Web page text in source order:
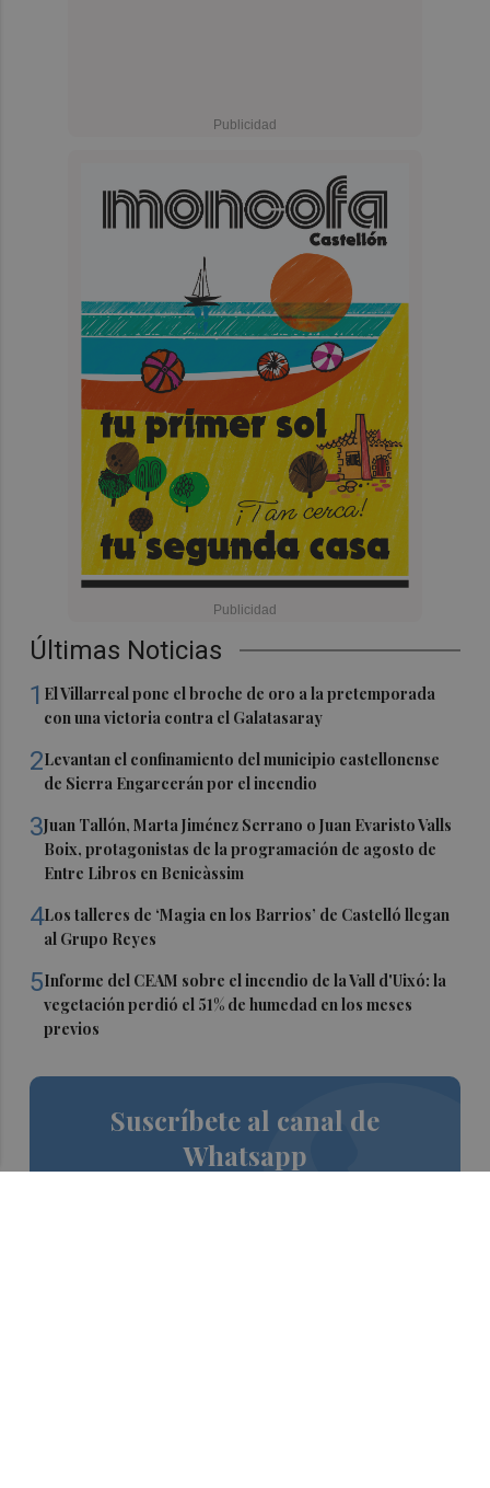
Últimas Noticias
1 El Villarreal pone el broche de oro a la pretemporada
con una victoria contra el Galatasaray
2Levantan el confinamiento del municipio castellonense
de Sierra Engarcerán por el incendio
3Juan Tallón, Marta Jiménez Serrano o Juan Evaristo Valls
Boix, protagonistas de la programación de agosto de
Entre Libros en Benicàssim
4Los talleres de ‘Magia en los Barrios’ de Castelló llegan
al Grupo Reyes
5Informe del CEAM sobre el incendio de la Vall d'Uixó: la
vegetación perdió el 51% de humedad en los meses
previos
Suscríbete al canal de
Whatsapp